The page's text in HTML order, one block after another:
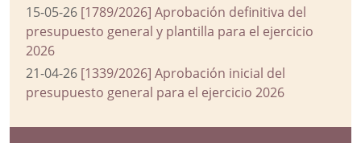
15-05-26 [1789/2026] Aprobación definitiva del
presupuesto general y plantilla para el ejercicio
2026
21-04-26 [1339/2026] Aprobación inicial del
presupuesto general para el ejercicio 2026